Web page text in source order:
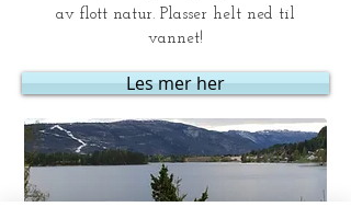
av flott natur. Plasser helt ned til
vannet!
Les mer her